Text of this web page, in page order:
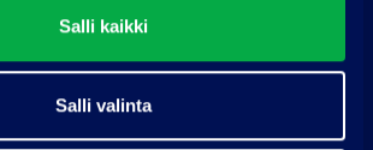
Salli kaikki
Salli valinta